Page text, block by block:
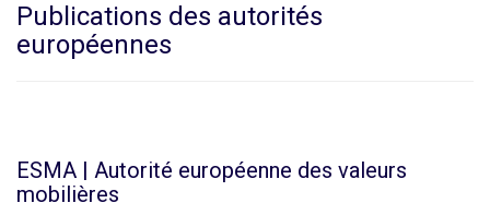
Publications des autorités
européennes
ESMA | Autorité européenne des valeurs
mobilières